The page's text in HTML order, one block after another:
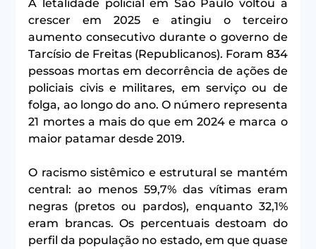
A letalidade policial em São Paulo voltou a
crescer em 2025 e atingiu o terceiro
aumento consecutivo durante o governo de
Tarcísio de Freitas (Republicanos). Foram 834
pessoas mortas em decorrência de ações de
policiais civis e militares, em serviço ou de
folga, ao longo do ano. O número representa
21 mortes a mais do que em 2024 e marca o
maior patamar desde 2019.
O racismo sistêmico e estrutural se mantém
central: ao menos 59,7% das vítimas eram
negras (pretos ou pardos), enquanto 32,1%
eram brancas. Os percentuais destoam do
perfil da população no estado, em que quase